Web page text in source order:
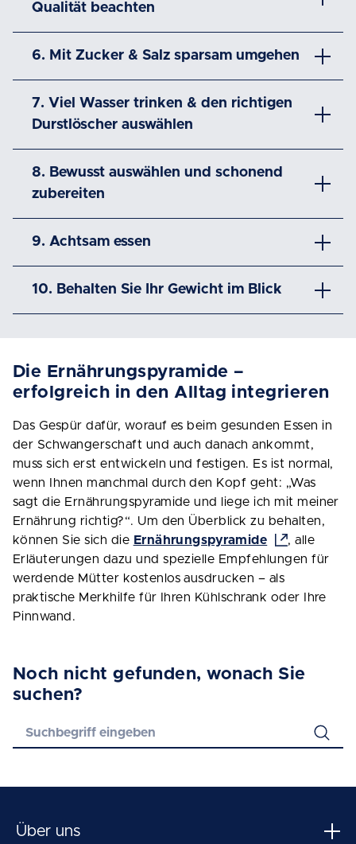
Qualität beachten
6. Mit Zucker & Salz sparsam umgehen
7. Viel Wasser trinken & den richtigen
Durstlöscher auswählen
8. Bewusst auswählen und schonend
zubereiten
9. Achtsam essen
10. Behalten Sie Ihr Gewicht im Blick
Die Ernährungspyramide –
erfolgreich in den Alltag integrieren
Das Gespür dafür, worauf es beim gesunden Essen in
der Schwangerschaft und auch danach ankommt,
muss sich erst entwickeln und festigen. Es ist normal,
wenn Ihnen manchmal durch den Kopf geht: „Was
sagt die Ernährungspyramide und liege ich mit meiner
Ernährung richtig?“. Um den Überblick zu behalten,
können Sie sich die Ernährungspyramide
, alle
Erläuterungen dazu und spezielle Empfehlungen für
werdende Mütter kostenlos ausdrucken – als
praktische Merkhilfe für Ihren Kühlschrank oder Ihre
Pinnwand.
Noch nicht gefunden, wonach Sie
suchen?
Über uns